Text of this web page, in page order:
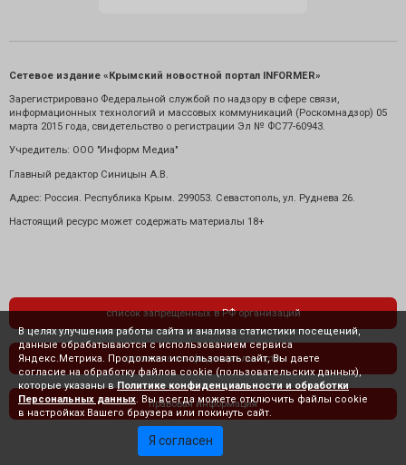
Сетевое издание «Крымский новостной портал INFORMER»
Зарегистрировано Федеральной службой по надзору в сфере связи,
информационных технологий и массовых коммуникаций (Роскомнадзор) 05
марта 2015 года, свидетельство о регистрации Эл № ФС77-60943.
Учредитель: ООО "Информ Медиа"
Главный редактор Синицын А.В.
Адрес: Россия. Республика Крым. 299053. Севастополь, ул. Руднева 26.
Настоящий ресурс может содержать материалы 18+
список запрещенных в РФ организаций
политика конфиденциальности
правовая информация
В целях улучшения работы сайта и анализа статистики посещений,
данные обрабатываются с использованием сервиса
Яндекс.Метрика. Продолжая использовать сайт, Вы даете
согласие на обработку файлов cookie (пользовательских данных),
которые указаны в Политике конфиденциальности и обработки
Персональных данных . Вы всегда можете отключить файлы cookie
в настройках Вашего браузера или покинуть сайт.
Я согласен